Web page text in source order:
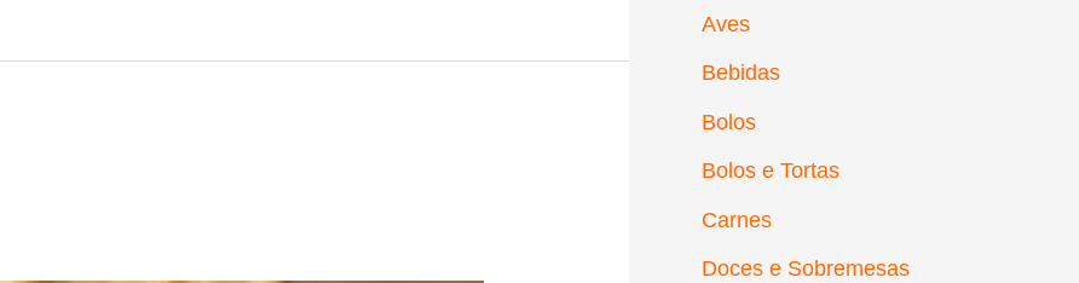
Aves
Bebidas
Bolos
Bolos e Tortas
Carnes
Doces e Sobremesas